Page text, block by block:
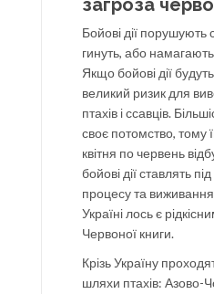
загроза
Бойові дії порушують
гинуть, або
Якщо бойові дії
великий ризик для
птахів і ссавців.
своє потомство, тому
квітня по червень
бойові дії ставлять
процесу та
Україні лось є
Червоної книги.
Крізь Україну
шляхи птахів: